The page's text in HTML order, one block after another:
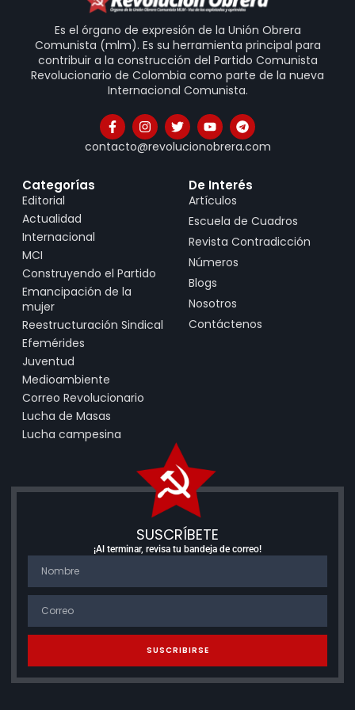
Es el órgano de expresión de la Unión Obrera
Comunista (mlm). Es su herramienta principal para
contribuir a la construcción del Partido Comunista
Revolucionario de Colombia como parte de la nueva
Internacional Comunista.
contacto@revolucionobrera.com
Categorías
Editorial
Actualidad
Internacional
MCI
Construyendo el Partido
Emancipación de la
mujer
Reestructuración Sindical
Efemérides
Juventud
Medioambiente
Correo Revolucionario
Lucha de Masas
Lucha campesina
De Interés
Artículos
Escuela de Cuadros
Revista Contradicción
Números
Blogs
Nosotros
Contáctenos
SUSCRÍBETE
¡Al terminar, revisa tu bandeja de correo!
SUSCRIBIRSE